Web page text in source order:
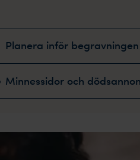
Planera inför begravningen
Minnessidor och